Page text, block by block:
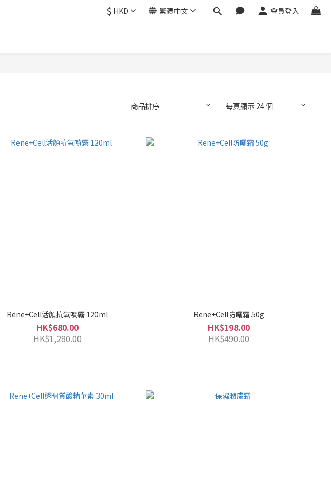
$ HKD 繁體中文 會員登入
商品排序 每頁顯示 24 個
Rene+Cell活顏抗氧噴霧 120ml
HK$680.00
HK$1,280.00
Rene+Cell防曬霜 50g
HK$198.00
HK$490.00